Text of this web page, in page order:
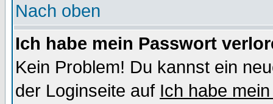
Nach oben
Ich habe mein Passwort
Kein Problem! Du kannst ein
der Loginseite auf Ich habe